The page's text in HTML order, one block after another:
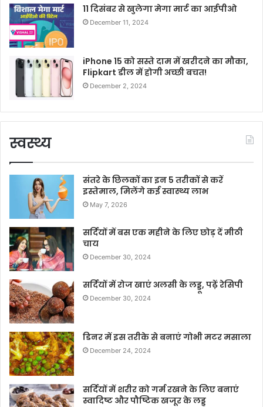
11 दिसंबर से खुलेगा मेगा मार्ट का आईपीओ
December 11, 2024
iPhone 15 को सस्ते दाम में खरीदने का मौका,
Flipkart डील में होगी अच्छी बचत!
December 2, 2024
स्वस्थ्य
संतरे के छिलकों का इन 5 तरीकों से करें
इस्तेमाल, मिलेंगे कई स्वास्थ्य लाभ
May 7, 2026
सर्दियों में बस एक महीने के लिए छोड़ दें मीठी
चाय
December 30, 2024
सर्दियों में रोज खाएं अलसी के लड्डू, पढ़ें रेसिपी
December 30, 2024
डिनर में इस तरीके से बनाएं गोभी मटर मसाला
December 24, 2024
सर्दियों में शरीर को गर्म रखने के लिए बनाएं
स्वादिष्ट और पौष्टिक खजूर के लड्डू